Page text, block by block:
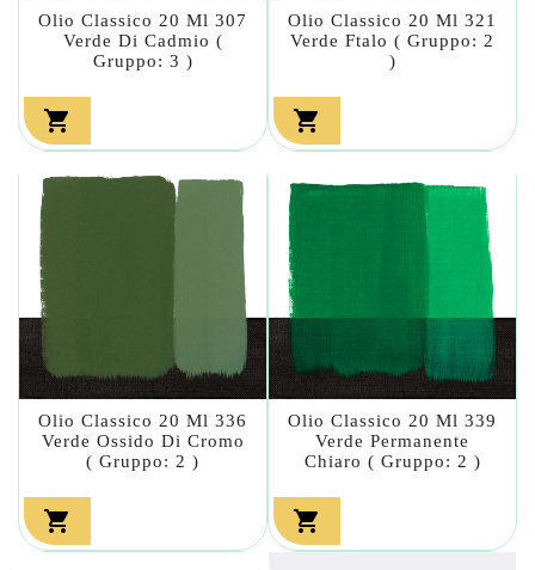
Olio Classico 20 Ml 307
Verde Di Cadmio (
Gruppo: 3 )

Olio Classico 20 Ml 321
Verde Ftalo ( Gruppo: 2
)

Olio Classico 20 Ml 336
Verde Ossido Di Cromo
( Gruppo: 2 )

Olio Classico 20 Ml 339
Verde Permanente
Chiaro ( Gruppo: 2 )
